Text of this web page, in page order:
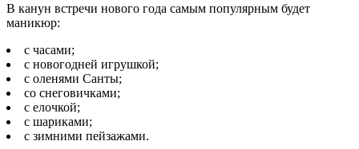
В канун встречи нового года самым популярным будет
маникюр:
с часами;
с новогодней игрушкой;
с оленями Санты;
со снеговичками;
с елочкой;
с шариками;
с зимними пейзажами.